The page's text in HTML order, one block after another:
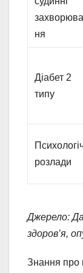
ня
Діабет 2
типу
розлади
Джерело:
здоров’я,
Знання про